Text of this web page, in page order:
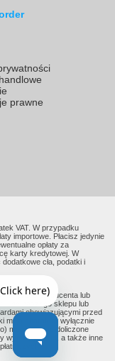
prawne
VAT. W przypadku
importowe. Płacisz jedynie
opłaty za
karty kredytowej. W
cła, podatki i
przez producenta lub
do naszego sklepu lub
obowiązującymi przed
mają charakter wyłącznie
mogą zostać doliczone
wymiany walut, a także inne